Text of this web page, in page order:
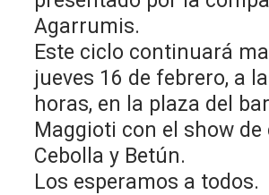
Agarrumis.
Este ciclo continuará
jueves 16 de febrero, a
horas, en la plaza del
Maggioti con el show de
Cebolla y Betún.
Los esperamos a todos.